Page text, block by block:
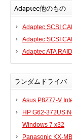
プラグインファイル
表計算ファイル
システムファイル
ベクトル画像ファイル
動画ファイル
ドライバのカテ
Adaptec他のもの
Adaptec SCSI
Adaptec SCSI
Adaptec ATA
ランダムドライバ
Asus P8Z77-V
HP G62-372US
Windows 7 x32
Panasonic KX-